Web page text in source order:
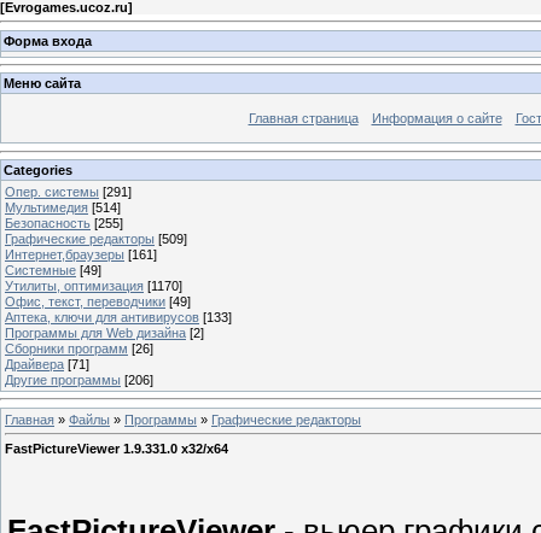
[Evrogames.ucoz.ru]
Форма входа
Меню сайта
Главная страница Информация о сайте
Categories
Опер. системы [291]
Мультимедия [514]
Безопасность [255]
Графические редакторы [509]
Интернет,браузеры [161]
Системные [49]
Утилиты, оптимизация [1170]
Офис, текст, переводчики [49]
Аптека, ключи для антивирусов [133]
Программы для Web дизайна [2]
Сборники программ [26]
Драйвера [71]
Другие программы [206]
Главная » Файлы » Программы » Графические редакторы
FastPictureViewer 1.9.331.0 x32/x64